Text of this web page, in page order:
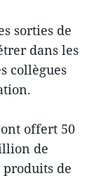
sorties de
dans les
collègues
offert 50
de
produits de